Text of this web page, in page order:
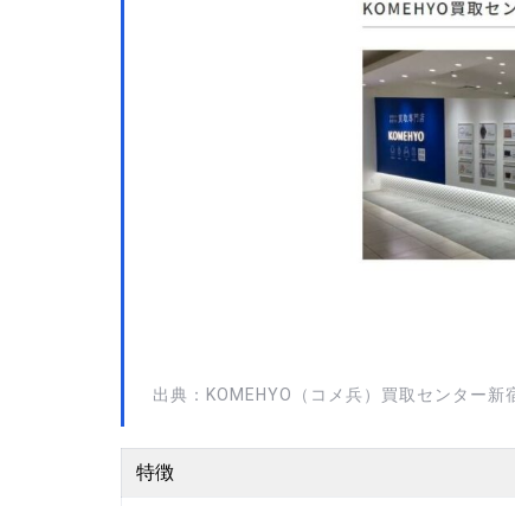
出典：KOMEHYO（コメ兵）買取センター新
特徴